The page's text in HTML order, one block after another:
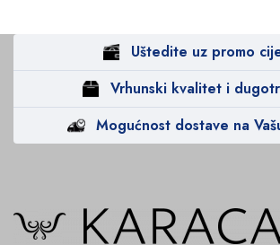
Uštedite uz promo
Vrhunski kvalitet i
Mogućnost dostave na